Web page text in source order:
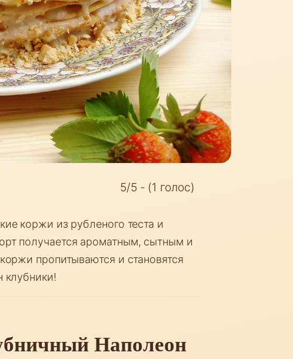
5/5 - (1 голос)
коржи из рубленого теста и
получается ароматным, сытным и
пропитываются и становятся
клубники!
Наполеон